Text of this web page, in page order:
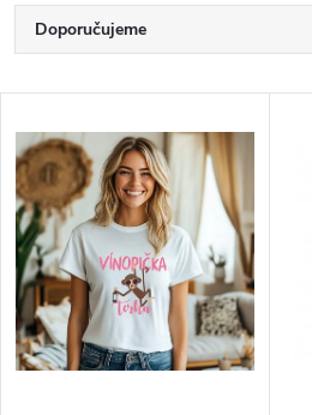
Ř
a
z
e
n
í
p
Doporučujeme
Nejprodávanější
Abecedně
V
ý
p
i
s